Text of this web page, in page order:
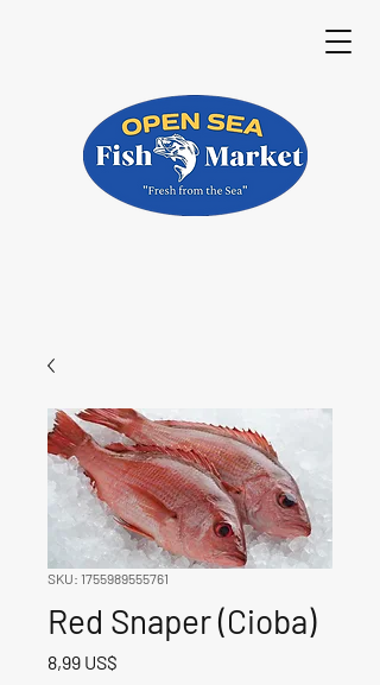
SKU: 1755989555761
Red Snaper (Cioba)
8,99 US$